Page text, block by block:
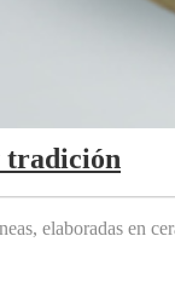
tradición
elaboradas en